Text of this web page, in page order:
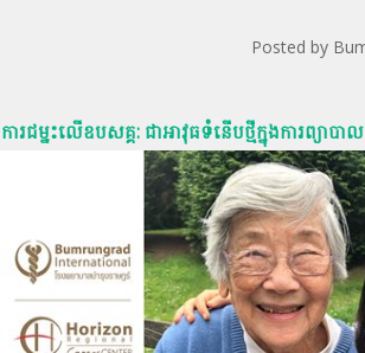
Posted by
ការជម្នះលើឧបសគ្គ: ជាអាវុធទំនើបថ្មីក្នុងការព្យា